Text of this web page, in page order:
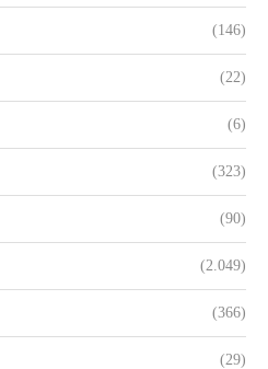
(146)
(22)
(6)
(323)
(90)
(2.049)
(366)
(29)